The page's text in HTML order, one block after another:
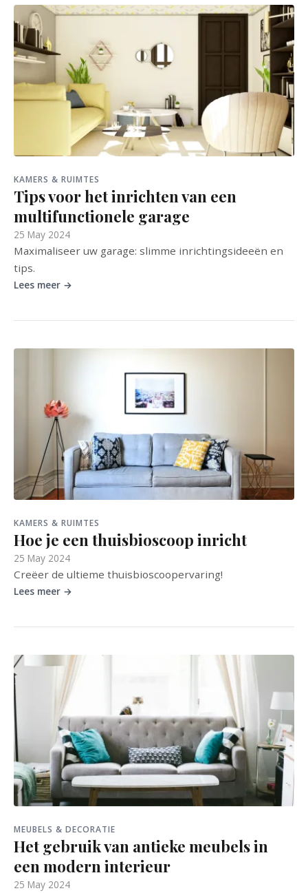
KAMERS & RUIMTES
Tips voor het inrichten van een
multifunctionele garage
25 May 2024
Maximaliseer uw garage: slimme inrichtingsideeën en
tips.
Lees meer →
KAMERS & RUIMTES
Hoe je een thuisbioscoop inricht
25 May 2024
Creëer de ultieme thuisbioscoopervaring!
Lees meer →
MEUBELS & DECORATIE
Het gebruik van antieke meubels in
een modern interieur
25 May 2024